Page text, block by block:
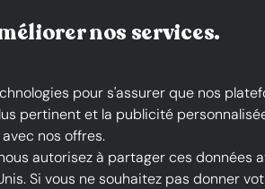
nos services.
pour s'assurer que nos
pertinent et la publicité
nos offres.
autorisez à partager ces
Si vous ne souhaitez pas donner
- Baskets & Sneakers - 525 ACC R - Blanc